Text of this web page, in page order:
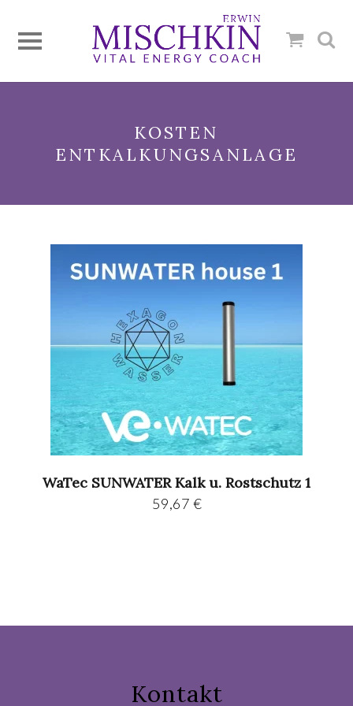
KOSTEN
ENTKALKUNGSANLAGE
WaTec SUNWATER Kalk u. Rostschutz 1
59,67 €
Kontakt